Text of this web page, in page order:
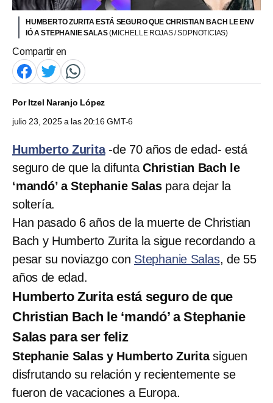
HUMBERTO ZURITA ESTÁ SEGURO QUE CHRISTIAN BACH LE ENV
IÓ A STEPHANIE SALAS(MICHELLE ROJAS / SDPNOTICIAS)
Compartir en
PorItzel Naranjo López
julio 23, 2025 a las 20:16 GMT-6
Humberto Zurita-de 70 años de edad- está
seguro de que la difuntaChristian Bach le
‘mandó’ a Stephanie Salaspara dejar la
soltería.
Han pasado 6 años de la muerte de Christian
Bach y Humberto Zurita la sigue recordando a
pesar su noviazgo con Stephanie Salas, de 55
años de edad.
Humberto Zurita está seguro de que
Christian Bach le ‘mandó’ a Stephanie
Salas para ser feliz
Stephanie Salas y Humberto Zuritasiguen
disfrutando su relación y recientemente se
fueron de vacaciones a Europa.